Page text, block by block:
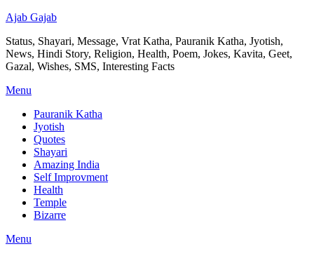
Ajab Gajab
Status, Shayari, Message, Vrat Katha, Pauranik Katha, Jyotish,
News, Hindi Story, Religion, Health, Poem, Jokes, Kavita, Geet,
Gazal, Wishes, SMS, Interesting Facts
Menu
Pauranik Katha
Jyotish
Quotes
Shayari
Amazing India
Self Improvment
Health
Temple
Bizarre
Menu